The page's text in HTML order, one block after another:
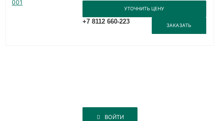
УТОЧНИТЬ ЦЕНУ
+7 8112 660-223
ЗАКАЗАТЬ
ВОЙТИ